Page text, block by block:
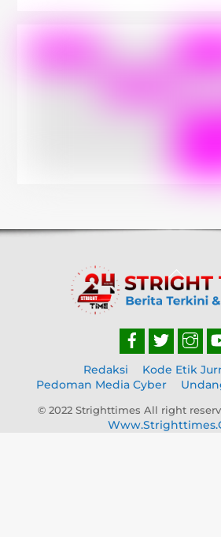
Back
To
Top
Redaksi
Kode Etik
Pedoman Media Cyber
© 2022 Strighttimes All right